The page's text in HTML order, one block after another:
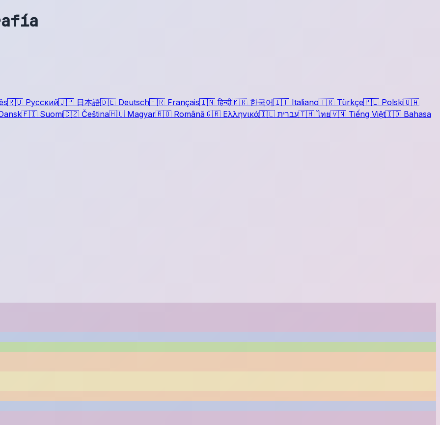
🇷🇺 Русский🇯🇵 日本語🇩🇪 Deutsch🇫🇷 Français🇮🇳 हिन्दी🇰🇷 한국어🇮🇹 Italiano🇹🇷 Türkçe🇵🇱 Polski🇺🇦
🇫🇮 Suomi🇨🇿 Čeština🇭🇺 Magyar🇷🇴 Română🇬🇷 Ελληνικά🇮🇱 עברית🇹🇭 ไทย🇻🇳 Tiếng Việt🇮🇩 Bahasa